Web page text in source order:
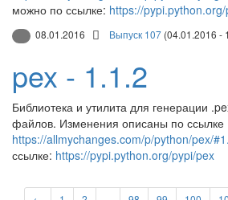
можно по ссылке: https://
08.01.2016 Выпуск 107 (04.01.2016 -
pex - 1.1.2
Библиотека и утилита для генерации
файлов. Изменения описаны по ссылке
https://allmychanges.com/p/python/pex/
ссылке: https://pypi.python.org/pypi/pex